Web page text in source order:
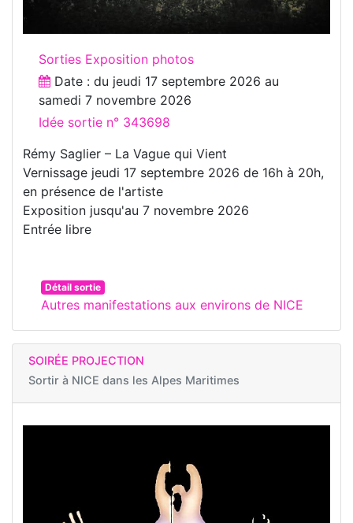
Sorties Exposition photos
Date : du jeudi 17 septembre 2026 au
samedi 7 novembre 2026
Idée sortie n° 343698
Rémy Saglier – La Vague qui Vient
Vernissage jeudi 17 septembre 2026 de 16h à 20h,
en présence de l'artiste
Exposition jusqu'au 7 novembre 2026
Entrée libre
Détail sortie
Autres manifestations aux environs de NICE
SOIRÉE PROJECTION
Sortir à NICE dans les Alpes Maritimes